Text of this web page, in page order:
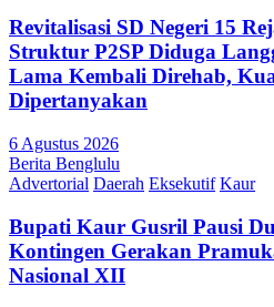
Revitalisasi SD Negeri 15
Struktur P2SP Diduga
Lama Kembali Direhab,
Dipertanyakan
6 Agustus 2026
Berita Benglulu
Advertorial Daerah Eksekutif Kaur
Bupati Kaur Gusril Pausi
Kontingen Gerakan
Nasional XII